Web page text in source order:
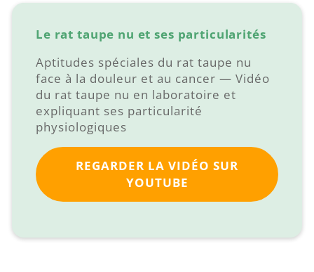
Le rat taupe nu et ses particularités
Aptitudes spéciales du rat taupe nu
face à la douleur et au cancer — Vidéo
du rat taupe nu en laboratoire et
expliquant ses particularité
physiologiques
REGARDER LA VIDÉO SUR
YOUTUBE